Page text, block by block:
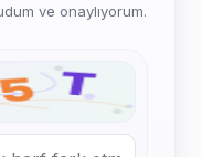
ve onaylıyorum.